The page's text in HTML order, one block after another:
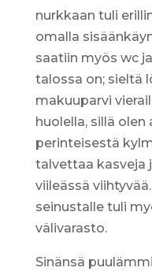
nurkkaan tuli
omalla
saatiin myös wc
talossa on; sieltä
makuuparvi
huolella, sillä olen
perinteisestä
talvettaa kasveja
viileässä
seinustalle tuli
välivarasto.
Sinänsä